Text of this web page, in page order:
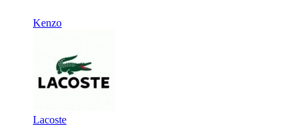
Kenzo
Lacoste